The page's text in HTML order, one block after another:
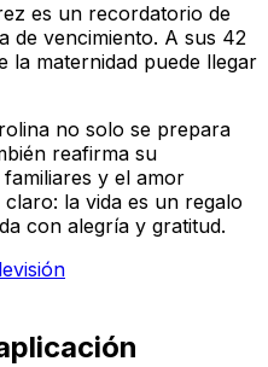
es un recordatorio de
de vencimiento. A sus 42
la maternidad puede llegar
no solo se prepara
reafirma su
y el amor
la vida es un regalo
con alegría y gratitud.